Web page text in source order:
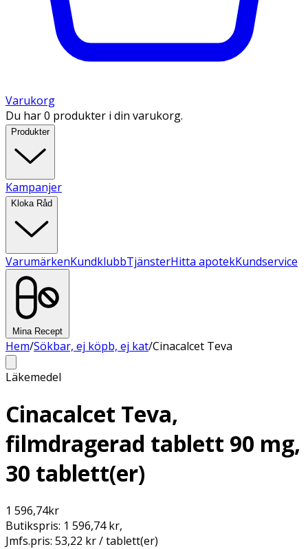
Varukorg
Du har 0 produkter i din varukorg.
Produkter
Kampanjer
Kloka Råd
VarumärkenKundklubbTjänsterHitta apotekKundservice
Mina Recept
Hem/Sökbar, ej köpb, ej kat/Cinacalcet Teva
Läkemedel
Cinacalcet Teva,
filmdragerad tablett 90 mg,
30 tablett(er)
1 596,74kr
Butikspris: 1 596,74 kr,
Jmfs.pris: 53,22 kr / tablett(er)